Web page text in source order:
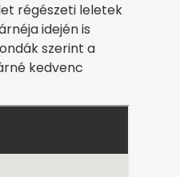
régészeti leletek
idején is
szerint a
kedvenc